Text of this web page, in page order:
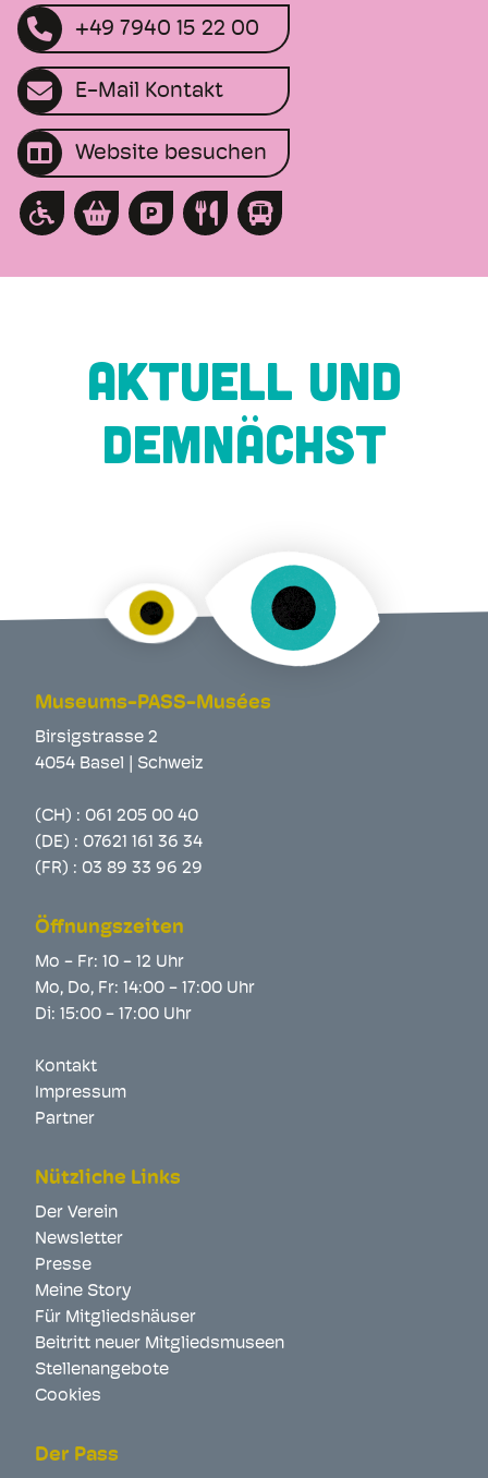
+49 7940 15 22 00
E-Mail Kontakt
Website besuchen
AKTUELL UND
DEMNÄCHST
Museums-PASS-Musées
Birsigstrasse 2
4054 Basel | Schweiz
(CH) : 061 205 00 40
(DE) : 07621 161 36 34
(FR) : 03 89 33 96 29
Öffnungszeiten
Mo - Fr: 10 - 12 Uhr
Mo, Do, Fr: 14:00 - 17:00 Uhr
Di: 15:00 - 17:00 Uhr
Kontakt
Impressum
Partner
Nützliche Links
Der Verein
Newsletter
Presse
Meine Story
Für Mitgliedshäuser
Beitritt neuer Mitgliedsmuseen
Stellenangebote
Cookies
Der Pass